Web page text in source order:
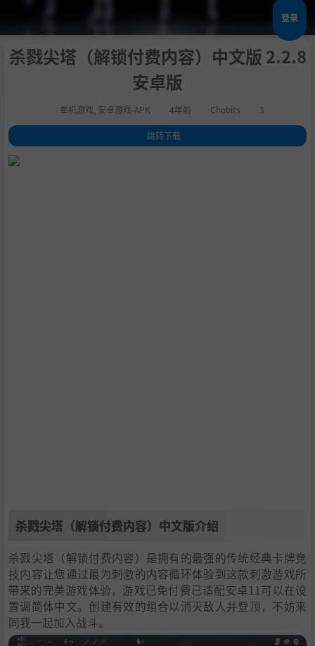
登录
杀戮尖塔（解锁付费内容）中文版 2.2.8
安卓版
单机游戏 安卓游戏-APK 4年前 Chobits 3
跳转下载
1
杀戮尖塔（解锁付费内容）中文版介绍
杀戮尖塔（解锁付费内容）是拥有的最强的传统经典卡牌竞
技内容让您通过最为刺激的内容循环体验到这款刺激游戏所
带来的完美游戏体验，游戏已免付费已适配安卓11可以在设
置调简体中文。创建有效的组合以消灭敌人并登顶，不妨来
同我一起加入战斗。